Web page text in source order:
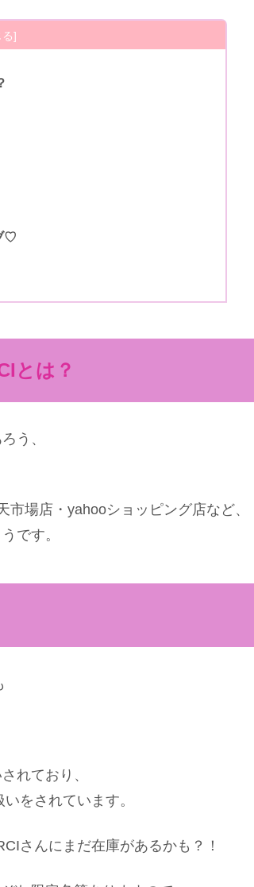
♡
とは？
う、
場店・yahooショッピング店など、
です。
れており、
をされています。
さんにまだ在庫があるかも？！